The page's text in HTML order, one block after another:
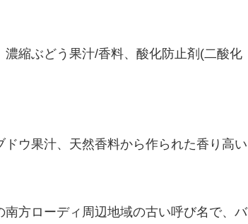
縮ぶどう果汁/香料、酸化防止剤(二酸化
ウ果汁、天然香料から作られた香り高い
南方ローディ周辺地域の古い呼び名で、バ